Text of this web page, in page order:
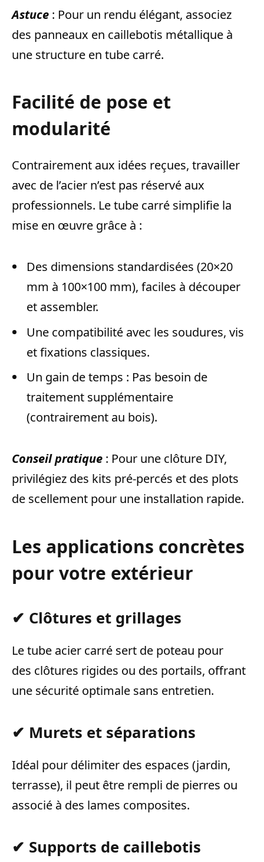
Astuce : Pour un rendu élégant, associez
des panneaux en caillebotis métallique à
une structure en tube carré.
Facilité de pose et
modularité
Contrairement aux idées reçues, travailler
avec de l’acier n’est pas réservé aux
professionnels. Le tube carré simplifie la
mise en œuvre grâce à :
Des dimensions standardisées (20×20
mm à 100×100 mm), faciles à découper
et assembler.
Une compatibilité avec les soudures, vis
et fixations classiques.
Un gain de temps : Pas besoin de
traitement supplémentaire
(contrairement au bois).
Conseil pratique : Pour une clôture DIY,
privilégiez des kits pré-percés et des plots
de scellement pour une installation rapide.
Les applications concrètes
pour votre extérieur
✔ Clôtures et grillages
Le tube acier carré sert de poteau pour
des clôtures rigides ou des portails, offrant
une sécurité optimale sans entretien.
✔ Murets et séparations
Idéal pour délimiter des espaces (jardin,
terrasse), il peut être rempli de pierres ou
associé à des lames composites.
✔ Supports de caillebotis